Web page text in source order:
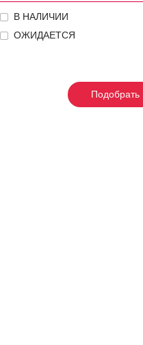
В НАЛИЧИИ
ОЖИДАЕТСЯ
Подобрать
Подобрать
Подобрать